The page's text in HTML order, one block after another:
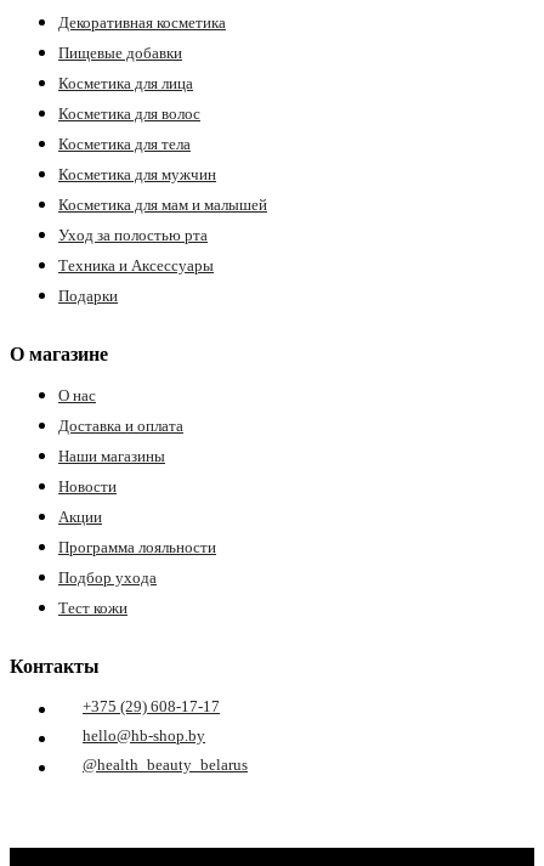
Декоративная косметика
Пищевые добавки
Косметика для лица
Косметика для волос
Косметика для тела
Косметика для мужчин
Косметика для мам и малышей
Уход за полостью рта
Техника и Аксессуары
Подарки
О магазине
О нас
Доставка и оплата
Наши магазины
Новости
Акции
Программа лояльности
Подбор ухода
Тест кожи
Контакты
+375 (29) 608-17-17
hello@hb-shop.by
@health_beauty_belarus